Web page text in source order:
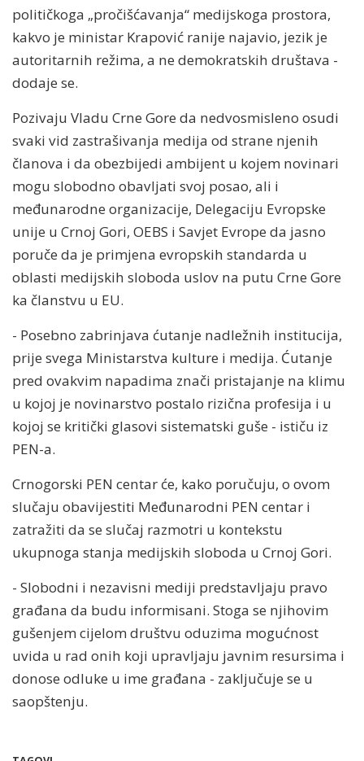
političkoga „pročišćavanja“ medijskoga prostora,
kakvo je ministar Krapović ranije najavio, jezik je
autoritarnih režima, a ne demokratskih društava -
dodaje se.
Pozivaju Vladu Crne Gore da nedvosmisleno osudi
svaki vid zastrašivanja medija od strane njenih
članova i da obezbijedi ambijent u kojem novinari
mogu slobodno obavljati svoj posao, ali i
međunarodne organizacije, Delegaciju Evropske
unije u Crnoj Gori, OEBS i Savjet Evrope da jasno
poruče da je primjena evropskih standarda u
oblasti medijskih sloboda uslov na putu Crne Gore
ka članstvu u EU.
- Posebno zabrinjava ćutanje nadležnih institucija,
prije svega Ministarstva kulture i medija. Ćutanje
pred ovakvim napadima znači pristajanje na klimu
u kojoj je novinarstvo postalo rizična profesija i u
kojoj se kritički glasovi sistematski guše - ističu iz
PEN-a.
Crnogorski PEN centar će, kako poručuju, o ovom
slučaju obavijestiti Međunarodni PEN centar i
zatražiti da se slučaj razmotri u kontekstu
ukupnoga stanja medijskih sloboda u Crnoj Gori.
- Slobodni i nezavisni mediji predstavljaju pravo
građana da budu informisani. Stoga se njihovim
gušenjem cijelom društvu oduzima mogućnost
uvida u rad onih koji upravljaju javnim resursima i
donose odluke u ime građana - zaključuje se u
saopštenju.